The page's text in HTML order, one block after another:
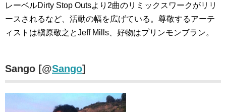
レーベルDirty Stop Outsより2曲のリミックスワークがリリ
ースされるなど、活動の幅を広げている。尊敬するアーテ
ィストは槇原敬之とJeff Mills、好物はプリンモンブラン。
Sango [@Sango]